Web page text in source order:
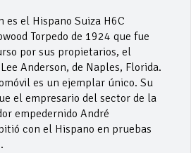
es el Hispano Suiza H6C
Torpedo de 1924 que fue
por sus propietarios, el
Anderson, de Naples, Florida.
es un ejemplar único. Su
el empresario del sector de la
empedernido André
con el Hispano en pruebas